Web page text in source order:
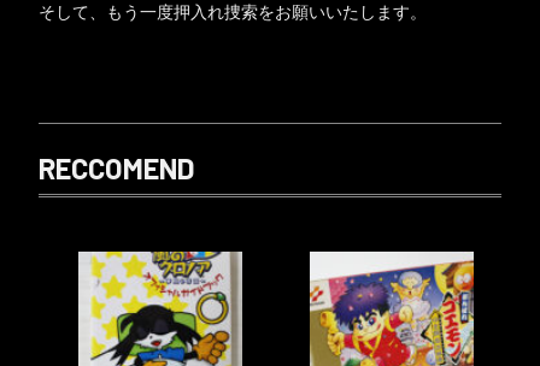
そして、もう一度押入れ捜索をお願いいたします。
RECCOMEND